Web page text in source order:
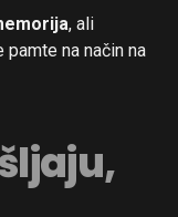
, ali
na način na